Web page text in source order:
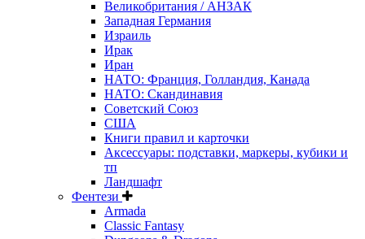
Великобритания / АНЗАК
Западная Германия
Израиль
Ирак
Иран
НАТО: Франция, Голландия, Канада
НАТО: Скандинавия
Советский Союз
США
Книги правил и карточки
Аксессуары: подставки, маркеры, кубики и
тп
Ландшафт
Фентези
Armada
Classic Fantasy